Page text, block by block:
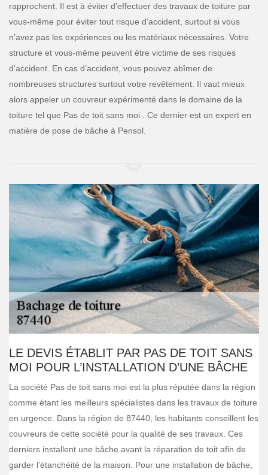
rapprochent. Il est à éviter d’effectuer des travaux de toiture par
vous-même pour éviter tout risque d’accident, surtout si vous
n’avez pas les expériences ou les matériaux nécessaires. Votre
structure et vous-même peuvent être victime de ses risques
d’accident. En cas d’accident, vous pouvez abîmer de
nombreuses structures surtout votre revêtement. Il vaut mieux
alors appeler un couvreur expérimenté dans le domaine de la
toiture tel que Pas de toit sans moi . Ce dernier est un expert en
matière de pose de bâche à Pensol.
LE DEVIS ÉTABLIT PAR PAS DE TOIT SANS
MOI POUR L’INSTALLATION D’UNE BÂCHE
La société Pas de toit sans moi est la plus réputée dans la région
comme étant les meilleurs spécialistes dans les travaux de toiture
en urgence. Dans la région de 87440, les habitants conseillent les
couvreurs de cette société pour la qualité de ses travaux. Ces
derniers installent une bâche avant la réparation de toit afin de
garder l’étanchéité de la maison. Pour une installation de bâche,